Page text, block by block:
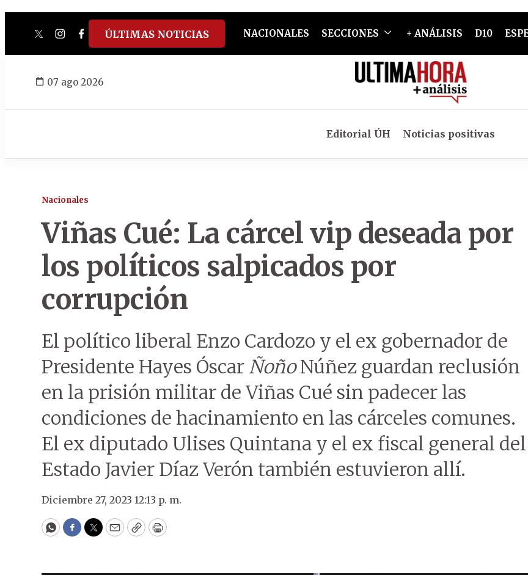
twitterinstagram
facebook
tiktokyoutube
spotify
ÚLTIMAS NOTICIAS NACIONALES SECCIONES + ANÁLISIS D10
07 ago 2026
Editorial ÚH Noticias positivas
Nacionales
Viñas Cué: La cárcel vip deseada por
los políticos salpicados por
corrupción
El político liberal Enzo Cardozo y el ex gobernador de
Presidente Hayes Óscar ÑoñoNúñez guardan reclusión
en la prisión militar de Viñas Cué sin padecer las
condiciones de hacinamiento en las cárceles comunes.
El ex diputado Ulises Quintana y el ex fiscal general del
Estado Javier Díaz Verón también estuvieron allí.
Diciembre 27, 2023 12:13 p. m.
WhatsApp
Facebook
Twitter
EmailCopyPrint